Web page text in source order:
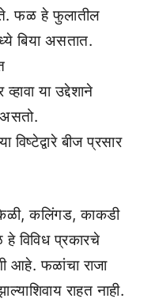
फळ हे फुलातील
बिया असतात.
व्हावा या उद्देशाने
विष्टेद्वारे बीज प्रसार
कलिंगड, काकडी
विविध प्रकारचे
आहे. फळांचा राजा
राहत नाही.